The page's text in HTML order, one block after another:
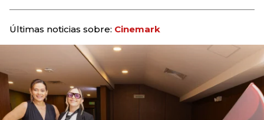
Últimas noticias sobre: Cinemark